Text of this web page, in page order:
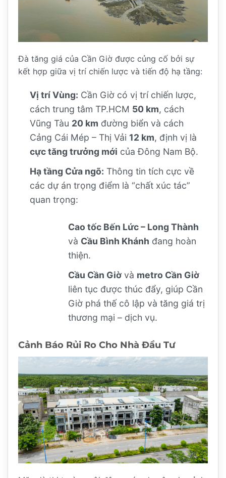
Đà tăng giá của Cần Giờ được củng cố bởi sự
kết hợp giữa vị trí chiến lược và tiến độ hạ tầng:
Vị trí Vùng: Cần Giờ có vị trí chiến lược,
cách trung tâm TP.HCM 50 km, cách
Vũng Tàu 20 km đường biển và cách
Cảng Cái Mép – Thị Vải 12 km, định vị là
cực tăng trưởng mới của Đông Nam Bộ.
Hạ tầng Cửa ngõ: Thông tin tích cực về
các dự án trọng điểm là “chất xúc tác”
quan trọng:
Cao tốc Bến Lức – Long Thành
và Cầu Bình Khánh đang hoàn
thiện.
Cầu Cần Giờvà metro Cần Giờ
liên tục được thúc đẩy, giúp Cần
Giờ phá thế cô lập và tăng giá trị
thương mại – dịch vụ.
Cảnh Báo Rủi Ro Cho Nhà Đầu Tư